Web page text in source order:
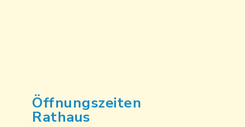
Öffnungszeiten
Rathaus